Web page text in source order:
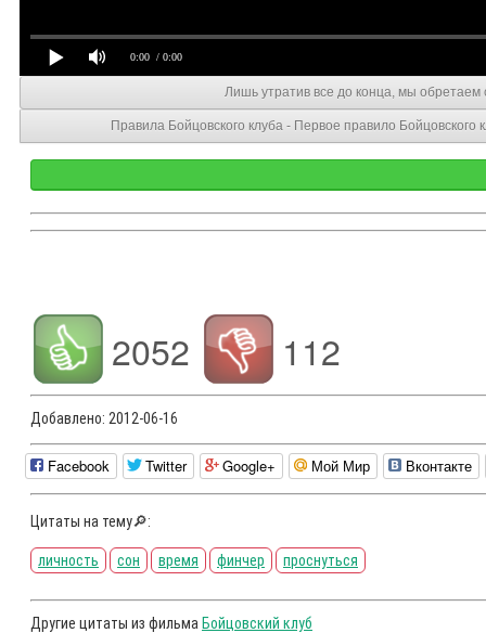
0:00 / 0:00
Лишь утратив все до конца, мы обретаем
Правила Бойцовского клуба - Первое правило Бойцовского
2052 112
Добавлено: 2012-06-16
Facebook Twitter Google+ Мой Мир Вконтакте
Цитаты на тему🔎:
личность сон время финчер проснуться
Другие цитаты из фильма Бойцовский клуб